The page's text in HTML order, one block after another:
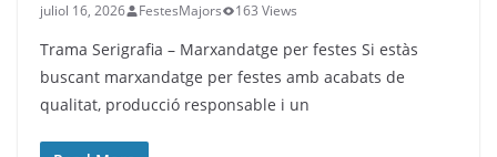
juliol 16, 2026 FestesMajors 163 Views
Trama Serigrafia – Marxandatge per festes Si estàs
buscant marxandatge per festes amb acabats de
qualitat, producció responsable i un